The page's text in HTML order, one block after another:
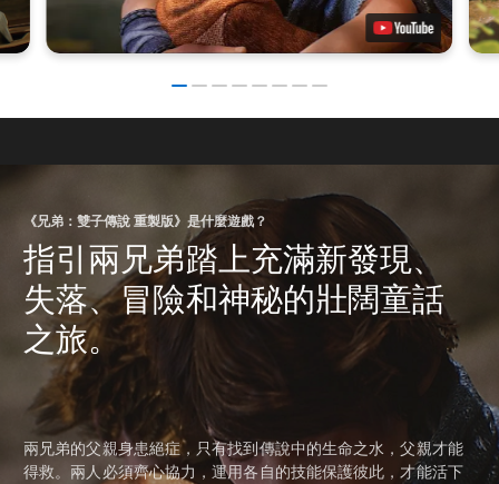
《兄弟：雙子傳說 重製版》是什麼遊戲？
指引兩兄弟踏上充滿新發現、
失落、冒險和神秘的壯闊童話
之旅。
兩兄弟的父親身患絕症，只有找到傳說中的生命之水，父親才能
得救。兩人必須齊心協力，運用各自的技能保護彼此，才能活下